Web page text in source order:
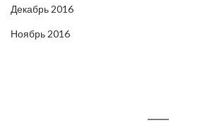
Декабрь 2016
Ноябрь 2016